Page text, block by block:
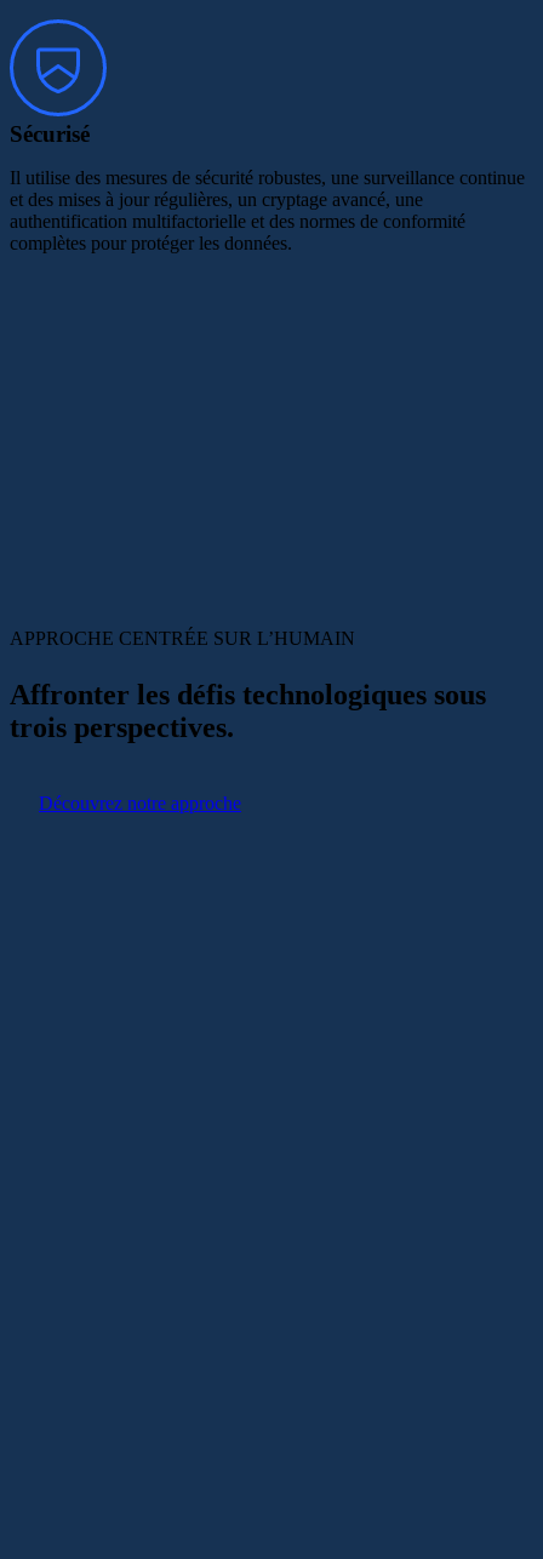
Sécurisé
Il utilise des mesures de sécurité robustes, une surveillance continue
et des mises à jour régulières, un cryptage avancé, une
authentification multifactorielle et des normes de conformité
complètes pour protéger les données.
APPROCHE CENTRÉE SUR L’HUMAIN
Affronter les défis technologiques sous
trois perspectives.
Découvrez notre approche